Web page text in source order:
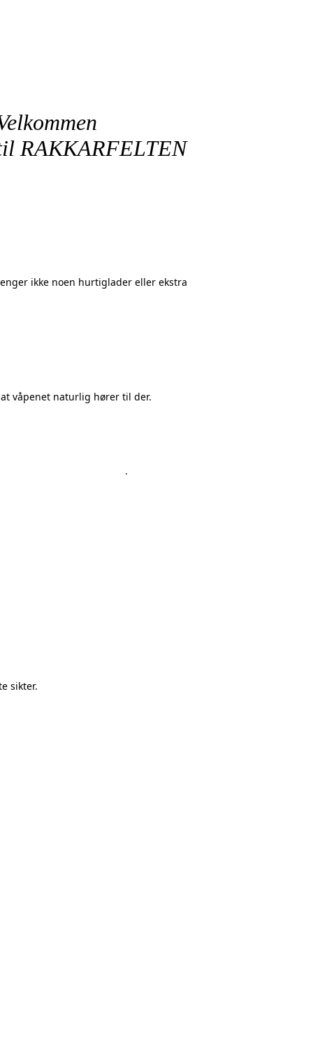
RAKKARFELTEN
påmelding kl. 1400
ikke noen hurtiglader eller ekstra
våpenet naturlig hører til der.
påmelding .
sikter.